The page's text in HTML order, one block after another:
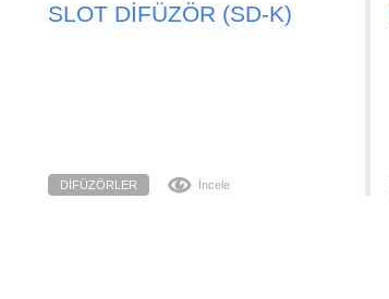
SLOT DİFÜZÖR (SD-K)
DİFÜZÖRLER İncele